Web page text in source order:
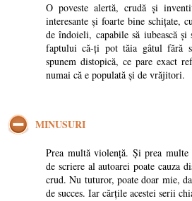
O poveste alertă, crudă și
interesante și foarte bine schițate,
de îndoieli, capabile să iubească
faptului că-ți pot tăia gâtul fără
spunem distopică, ce pare exact
numai că e populată și de vrăjitori.
MINUSURI
Prea multă violență. Și prea
de scriere al autoarei poate cauza
crud. Nu tuturor, poate doar mie,
de succes. Iar cărțile acestei serii